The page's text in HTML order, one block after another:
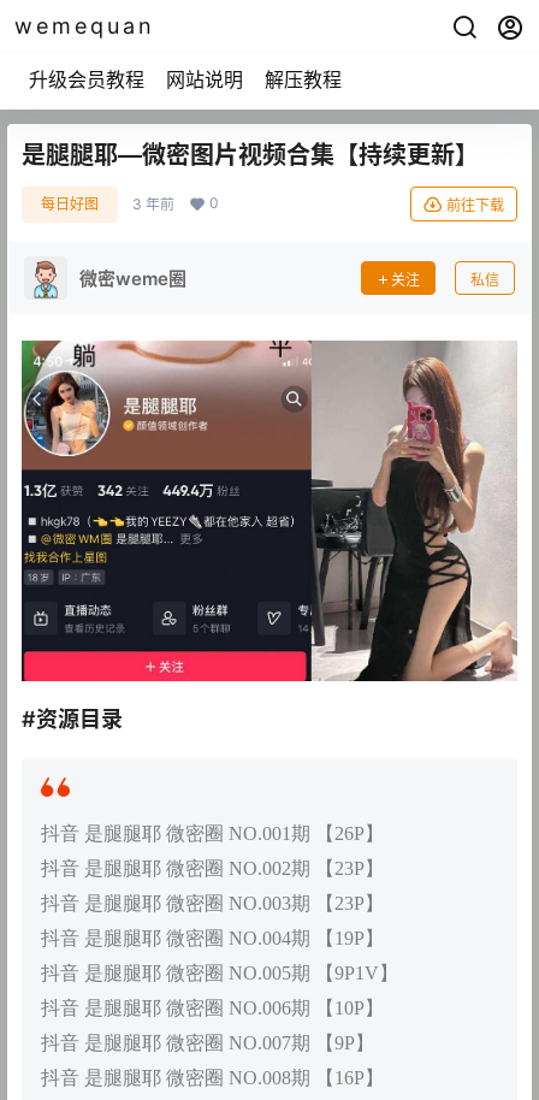
wemequan
升级会员教程 网站说明 解压教程
是腿腿耶—微密图片视频合集【持续更新】
每日好图 3 年前 0 前往下载
微密weme圈 关注 私信
#资源目录
抖音 是腿腿耶 微密圈 NO.001期 【26P】
抖音 是腿腿耶 微密圈 NO.002期 【23P】
抖音 是腿腿耶 微密圈 NO.003期 【23P】
抖音 是腿腿耶 微密圈 NO.004期 【19P】
抖音 是腿腿耶 微密圈 NO.005期 【9P1V】
抖音 是腿腿耶 微密圈 NO.006期 【10P】
抖音 是腿腿耶 微密圈 NO.007期 【9P】
抖音 是腿腿耶 微密圈 NO.008期 【16P】